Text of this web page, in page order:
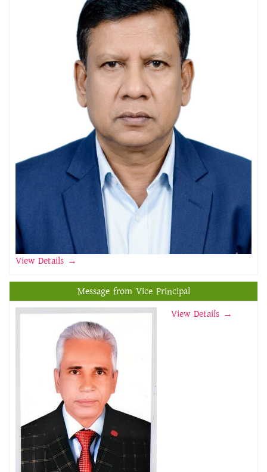
View Details →
Message from Vice Principal
View Details →